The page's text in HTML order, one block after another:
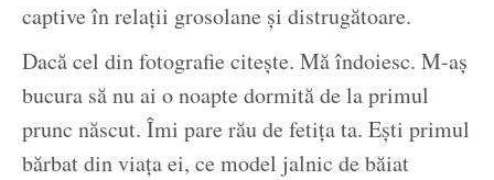
captive în relații grosolane și distrugătoare.
Dacă cel din fotografie citește. Mă îndoiesc. M-aș
bucura să nu ai o noapte dormită de la primul
prunc născut. Îmi pare rău de fetița ta. Ești primul
bărbat din viața ei, ce model jalnic de băiat